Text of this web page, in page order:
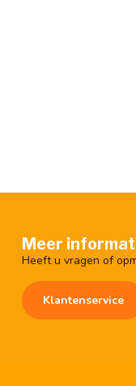
Meer
Heeft u vragen of
Klantenservice